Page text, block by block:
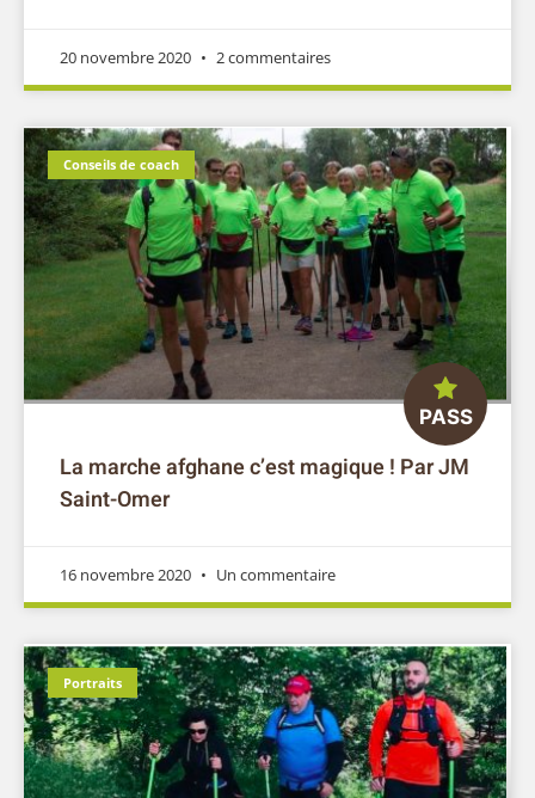
20 novembre 2020 2 commentaires
Conseils de coach
La marche afghane c’est magique ! Par JM
Saint-Omer
16 novembre 2020 Un commentaire
Portraits